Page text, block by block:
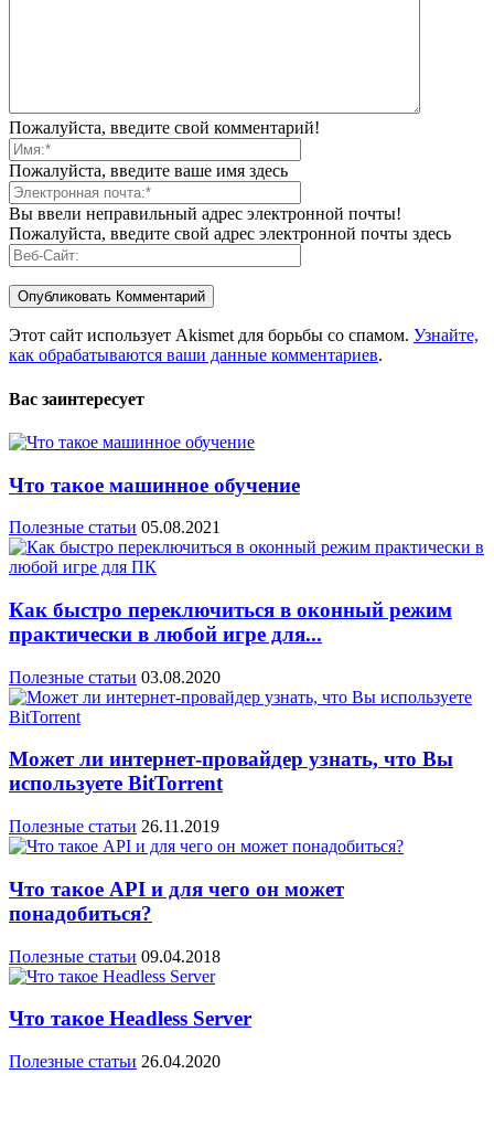
Пожалуйста, введите свой комментарий!
Пожалуйста, введите ваше имя здесь
Вы ввели неправильный адрес электронной почты!
Пожалуйста, введите свой адрес электронной почты здесь
Этот сайт использует Akismet для борьбы со спамом. Узнайте,
как обрабатываются ваши данные комментариев.
Вас заинтересует
Что такое машинное обучение
Полезные статьи 05.08.2021
Как быстро переключиться в оконный режим
практически в любой игре для...
Полезные статьи 03.08.2020
Может ли интернет-провайдер узнать, что Вы
используете BitTorrent
Полезные статьи 26.11.2019
Что такое API и для чего он может
понадобиться?
Полезные статьи 09.04.2018
Что такое Headless Server
Полезные статьи 26.04.2020